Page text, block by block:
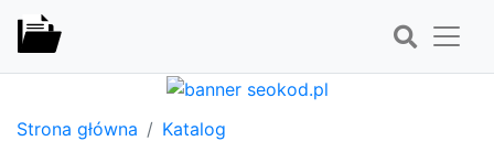
Strona główna
Katalog